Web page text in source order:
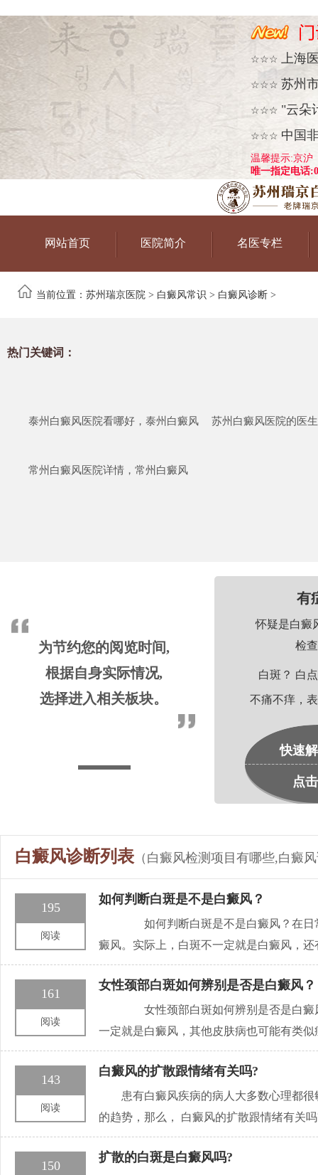
☆☆☆ 上海
☆☆☆ 苏州
☆☆☆ "云朵
☆☆☆ 中国
温馨提示:京沪
唯一指定电话
网站首页 医院简介 名医专栏
当前位置： 苏州瑞京医院 > 白癜风常识 > 白癜风诊断 >
热门关键词：
泰州白癜风医院看哪好，泰州白癜风 苏州白癜风医院的医
常州白癜风医院详情，常州白癜风
为节约您的阅览时间,
根据自身实际情况,
选择进入相关板块。
有
怀疑是白癜
检
白斑？ 白
不痛不痒，
快速
点
白癜风诊断列表 （白癜风检测项目有哪些,白癜
195
阅读
如何判断白斑是不是白癜风？
如何判断白斑是不是白癜风？在日
癜风。实际上，白斑不一定就是白癜风，
161
阅读
女性颈部白斑如何辨别是否是白癜风？
女性颈部白斑如何辨别是否是白癜
一定就是白癜风，其他皮肤病也可能有类
143
阅读
白癜风的扩散跟情绪有关吗?
患有白癜风疾病的病人大多数心理都
的趋势，那么， 白癜风的扩散跟情绪有
150
扩散的白斑是白癜风吗?